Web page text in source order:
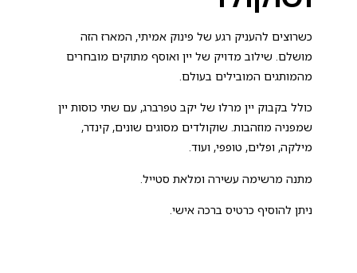
כשרוצים להעניק רגע של פינוק אמיתי, המארז הזה
מושלם. שילוב מדויק של יין ואוסף מתוקים מובחרים
מהמותגים המובילים בעולם.
כולל בקבוק יין מרלו של יקב טפרברג, עם שתי כוסות יין
שמפניה מוזהבות. שוקולדים מסוגים שונים, קינדר,
מילקה, ופלים, טופפי, ועוד.
מתנה מרשימה עשירה ומלאת סטייל.
ניתן להוסיף כרטיס ברכה אישי.